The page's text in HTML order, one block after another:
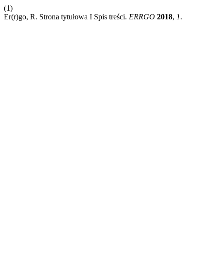
(1)
Er(r)go, R. Strona tytułowa I Spis treści. ERRGO 2018, 1.